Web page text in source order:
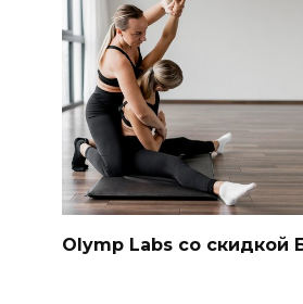
Olymp Labs со скидкой